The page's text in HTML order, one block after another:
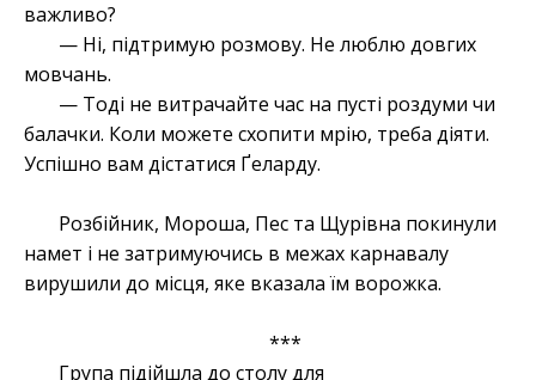
важливо?
— Ні, підтримую розмову. Не люблю довгих
мовчань.
— Тоді не витрачайте час на пусті роздуми чи
балачки. Коли можете схопити мрію, треба діяти.
Успішно вам дістатися Ґеларду.
Розбійник, Мороша, Пес та Щурівна покинули
намет і не затримуючись в межах карнавалу
вирушили до місця, яке вказала їм ворожка.
***
Група підійшла до столу для